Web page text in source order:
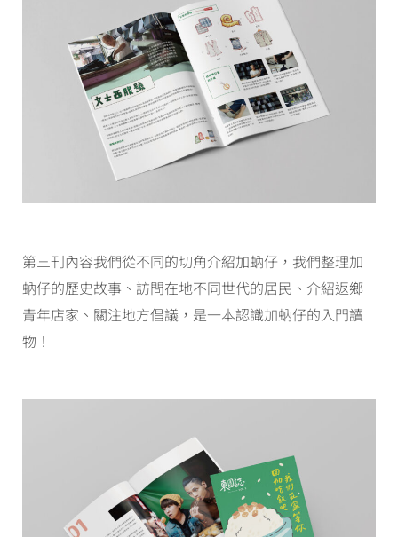
第三刊內容我們從不同的切角介紹加蚋仔，我們整理加
蚋仔的歷史故事、訪問在地不同世代的居民、介紹返鄉
青年店家、關注地方倡議，是一本認識加蚋仔的入門讀
物！